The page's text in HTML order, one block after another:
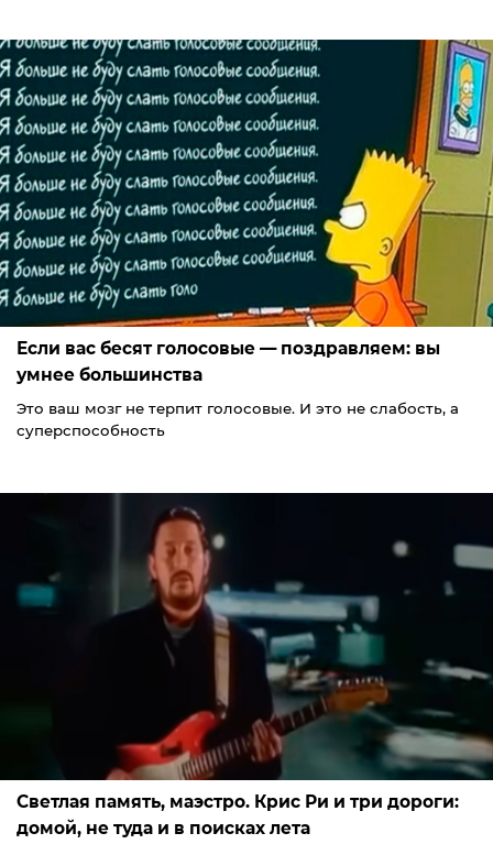
Если вас бесят голосовые — поздравляем: вы
умнее большинства
Это ваш мозг не терпит голосовые. И это не слабость, а
суперспособность
Светлая память, маэстро. Крис Ри и три дороги:
домой, не туда и в поисках лета